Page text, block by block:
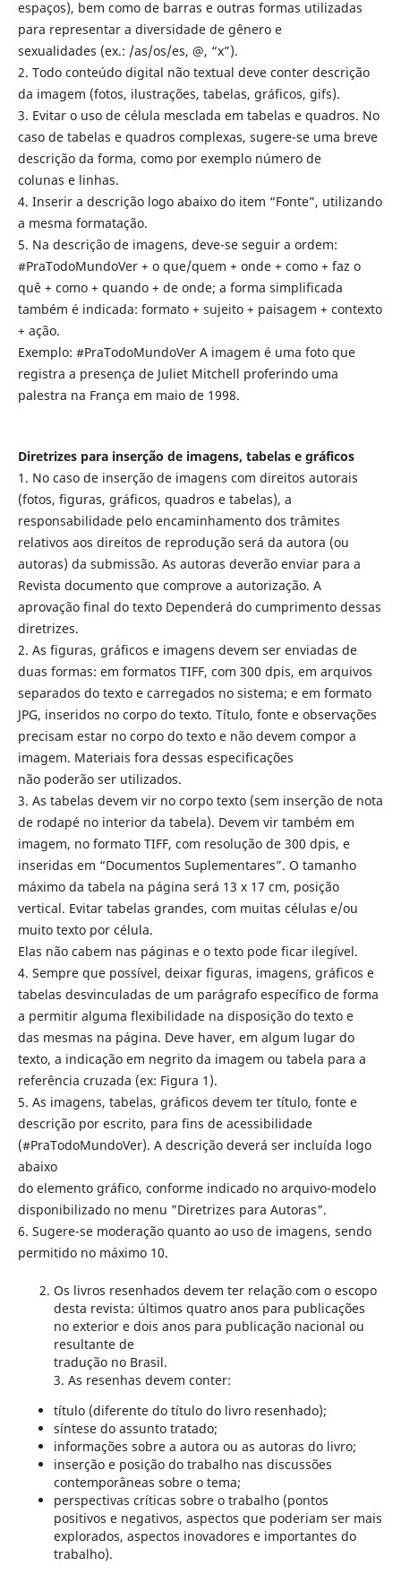
espaços), bem como de barras e outras formas utilizadas
para representar a diversidade de gênero e
sexualidades (ex.: /as/os/es, @, “x”).
2. Todo conteúdo digital não textual deve conter descrição
da imagem (fotos, ilustrações, tabelas, gráficos, gifs).
3. Evitar o uso de célula mesclada em tabelas e quadros. No
caso de tabelas e quadros complexas, sugere-se uma breve
descrição da forma, como por exemplo número de
colunas e linhas.
4. Inserir a descrição logo abaixo do item “Fonte”, utilizando
a mesma formatação.
5. Na descrição de imagens, deve-se seguir a ordem:
#PraTodoMundoVer + o que/quem + onde + como + faz o
quê + como + quando + de onde; a forma simplificada
também é indicada: formato + sujeito + paisagem + contexto
+ ação.
Exemplo: #PraTodoMundoVer A imagem é uma foto que
registra a presença de Juliet Mitchell proferindo uma
palestra na França em maio de 1998.
Diretrizes para inserção de imagens, tabelas e gráficos
1. No caso de inserção de imagens com direitos autorais
(fotos, figuras, gráficos, quadros e tabelas), a
responsabilidade pelo encaminhamento dos trâmites
relativos aos direitos de reprodução será da autora (ou
autoras) da submissão. As autoras deverão enviar para a
Revista documento que comprove a autorização. A
aprovação final do texto Dependerá do cumprimento dessas
diretrizes.
2. As figuras, gráficos e imagens devem ser enviadas de
duas formas: em formatos TIFF, com 300 dpis, em arquivos
separados do texto e carregados no sistema; e em formato
JPG, inseridos no corpo do texto. Título, fonte e observações
precisam estar no corpo do texto e não devem compor a
imagem. Materiais fora dessas especificações
não poderão ser utilizados.
3. As tabelas devem vir no corpo texto (sem inserção de nota
de rodapé no interior da tabela). Devem vir também em
imagem, no formato TIFF, com resolução de 300 dpis, e
inseridas em “Documentos Suplementares”. O tamanho
máximo da tabela na página será 13 x 17 cm, posição
vertical. Evitar tabelas grandes, com muitas células e/ou
muito texto por célula.
Elas não cabem nas páginas e o texto pode ficar ilegível.
4. Sempre que possível, deixar figuras, imagens, gráficos e
tabelas desvinculadas de um parágrafo específico de forma
a permitir alguma flexibilidade na disposição do texto e
das mesmas na página. Deve haver, em algum lugar do
texto, a indicação em negrito da imagem ou tabela para a
referência cruzada (ex: Figura 1).
5. As imagens, tabelas, gráficos devem ter título, fonte e
descrição por escrito, para fins de acessibilidade
(#PraTodoMundoVer). A descrição deverá ser incluída logo
abaixo
do elemento gráfico, conforme indicado no arquivo-modelo
disponibilizado no menu "Diretrizes para Autoras".
6. Sugere-se moderação quanto ao uso de imagens, sendo
permitido no máximo 10.
Os livros resenhados devem ter relação com o escopo
desta revista: últimos quatro anos para publicações
no exterior e dois anos para publicação nacional ou
resultante de
tradução no Brasil.
3. As resenhas devem conter:
título (diferente do título do livro resenhado);
síntese do assunto tratado;
informações sobre a autora ou as autoras do livro;
inserção e posição do trabalho nas discussões
contemporâneas sobre o tema;
perspectivas críticas sobre o trabalho (pontos
positivos e negativos, aspectos que poderiam ser mais
explorados, aspectos inovadores e importantes do
trabalho).